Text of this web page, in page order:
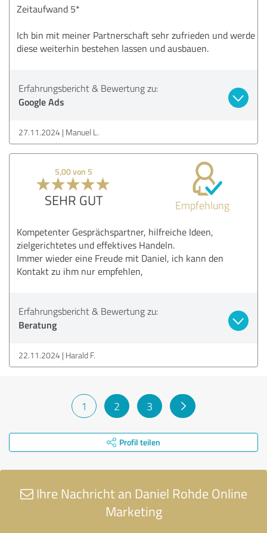
Zeitaufwand 5*
Ich bin mit meiner Partnerschaft sehr zufrieden und werde
diese weiterhin bestehen lassen und ausbauen.
Erfahrungsbericht & Bewertung zu:
Google Ads
27.11.2024 Manuel L.
5,00 von 5
SEHR GUT Empfehlung
Kompetenter Gesprächspartner, hilfreiche Ideen,
zielgerichtetes und effektives Handeln.
Immer wieder eine Freude mit Daniel, ich kann den
Kontakt zu ihm nur empfehlen,
Erfahrungsbericht & Bewertung zu:
Beratung
22.11.2024 Harald F.
1 2 3
Profil teilen
Ihre Nachricht an Daniel Rohde Online
Marketing